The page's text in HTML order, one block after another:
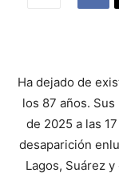
Ha dejado de
los 87 años.
de 2025 a las
desaparición
Lagos, Suárez